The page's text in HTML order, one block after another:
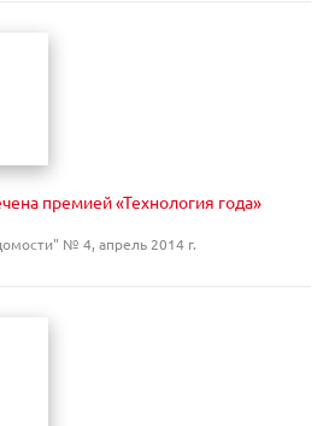
премией «Технология года»
№ 4, апрель 2014 г.